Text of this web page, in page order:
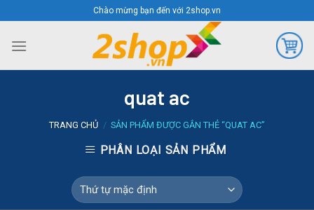
to
content
Chào mừng bạn đến với 2shop.vn
quat ac
TRANG CHỦ / SẢN PHẨM ĐƯỢC GẮN THẺ “QUAT AC”
PHÂN LOẠI SẢN PHẨM